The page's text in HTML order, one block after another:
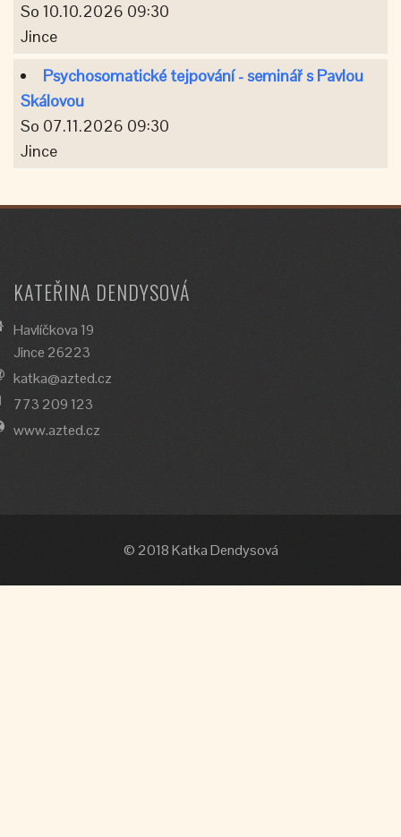
So 10.10.2026 09:30
Jince
Psychosomatické tejpování - seminář s Pavlou
Skálovou
So 07.11.2026 09:30
Jince
KATEŘINA DENDYSOVÁ
Havlíčkova 19
Jince 26223
katka@azted.cz
773 209 123
www.azted.cz
© 2018 Katka Dendysová